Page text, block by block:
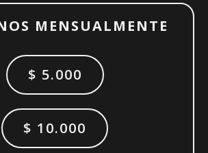
MENSUALMENTE
$ 5.000
$ 10.000